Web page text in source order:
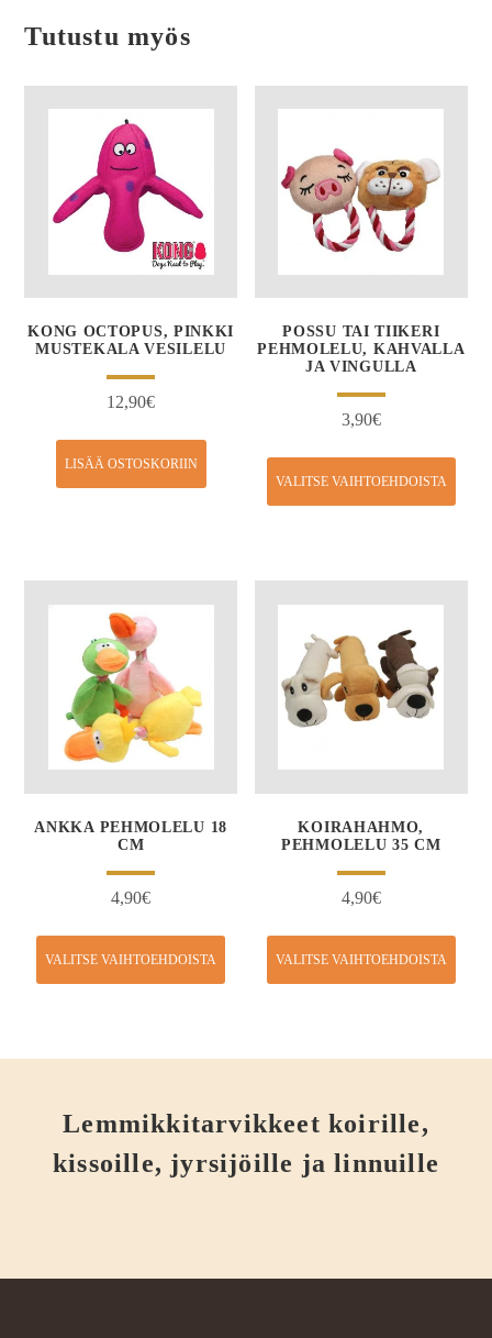
Tutustu myös
KONG OCTOPUS, PINKKI
MUSTEKALA VESILELU
12,90€
LISÄÄ OSTOSKORIIN
POSSU TAI TIIKERI
PEHMOLELU, KAHVALLA
JA VINGULLA
3,90€
VALITSE VAIHTOEHDOISTA
ANKKA PEHMOLELU 18
CM
4,90€
VALITSE VAIHTOEHDOISTA
KOIRAHAHMO,
PEHMOLELU 35 CM
4,90€
VALITSE VAIHTOEHDOISTA
Lemmikkitarvikkeet koirille,
kissoille, jyrsijöille ja linnuille